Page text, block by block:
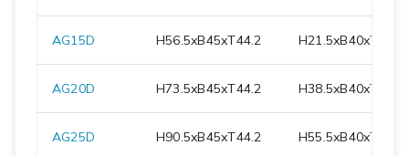
AG15D H56.5xB45xT44.2 H21.5xB40xT
AG20D H73.5xB45xT44.2 H38.5xB40xT
AG25D H90.5xB45xT44.2 H55.5xB40xT